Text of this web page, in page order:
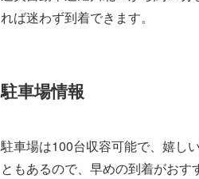
れば迷わず到着できます。
駐車場情報
駐車場は100台収容可能で、嬉しい
ともあるので、早めの到着がおす